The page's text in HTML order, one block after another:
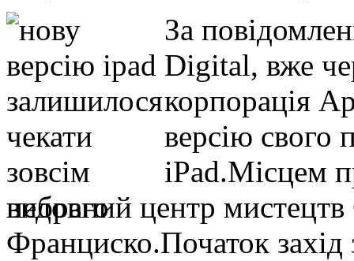
За
Digital, вже
корпорація
версію свого
iPad.Місцем
вибраний центр
Франциско.Початок